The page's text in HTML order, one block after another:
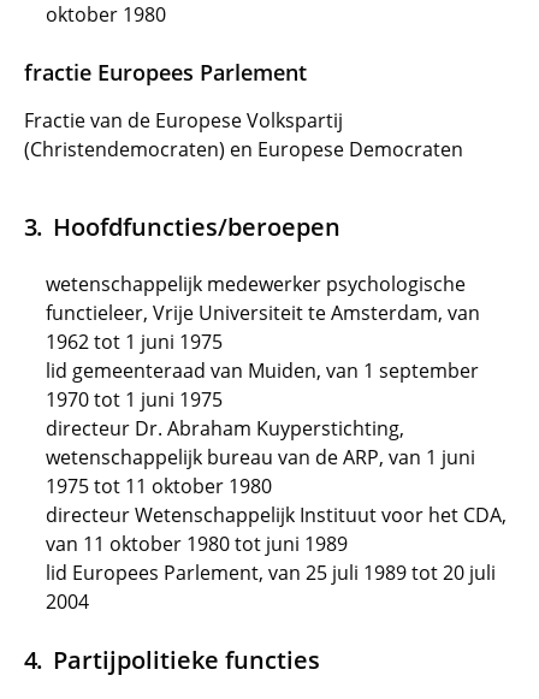
oktober 1980
fractie Europees Parlement
Fractie van de Europese Volkspartij
(Christendemocraten) en Europese Democraten
Hoofdfuncties/beroepen
wetenschappelijk medewerker psychologische
functieleer, Vrije Universiteit te Amsterdam, van
1962 tot 1 juni 1975
lid gemeenteraad van Muiden, van 1 september
1970 tot 1 juni 1975
directeur Dr. Abraham Kuyperstichting,
wetenschappelijk bureau van de ARP, van 1 juni
1975 tot 11 oktober 1980
directeur Wetenschappelijk Instituut voor het CDA,
van 11 oktober 1980 tot juni 1989
lid Europees Parlement, van 25 juli 1989 tot 20 juli
2004
Partijpolitieke functies